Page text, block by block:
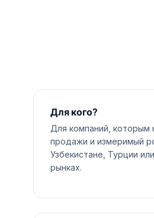
Для кого?
Для компаний, которым
продажи и измеримый
Узбекистане, Турции
рынках.